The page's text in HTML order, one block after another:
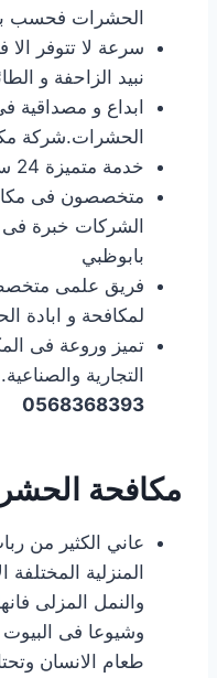
الحشرات فحسب بل
سرعة لا تتوفر
نبيد الزاحفة و
ابداع و مصداقية
الحشرات.شركة
خدمة متميزة 24 ساعة.
متخصصون فى
الشركات خبرة
بابوظبي
فريق علمى
لمكافحة و ابادة
تميز وروعة فى
التجارية والصناعية.
0568368393
مكافحة
عاني الكثير من
المنزلية
والنمل المزلى
وشيوعا فى البيوت
طعام الانسان